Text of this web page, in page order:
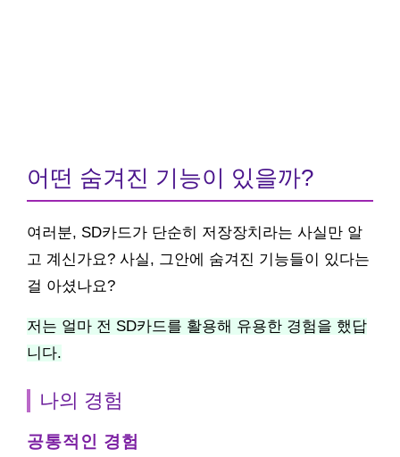
어떤 숨겨진 기능이 있을까?
여러분, SD카드가 단순히 저장장치라는 사실만 알
고 계신가요? 사실, 그안에 숨겨진 기능들이 있다는
걸 아셨나요?
저는 얼마 전 SD카드를 활용해 유용한 경험을 했답
니다.
나의 경험
공통적인 경험